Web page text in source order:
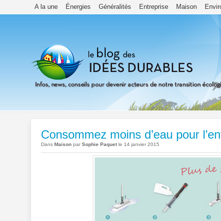
A la une Énergies Généralités Entreprise Maison
Consommez moins d’eau pour
Dans Maison par Sophie Paquet le 14 janvier 2015